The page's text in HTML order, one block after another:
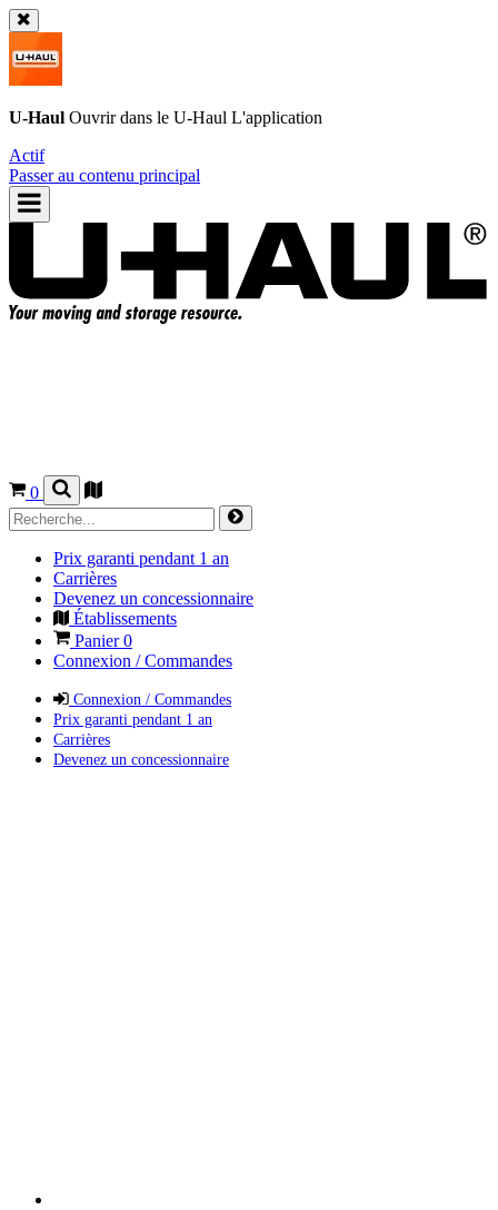
U-Haul Ouvrir dans le U-Haul L'application
Actif
Passer au contenu principal
0
Prix garanti pendant 1 an
Carrières
Devenez un concessionnaire
Établissements
Panier0
Connexion / Commandes
Connexion / Commandes
Prix garanti pendant 1 an
Carrières
Devenez un concessionnaire